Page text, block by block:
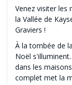
Venez visiter les
la Vallée de
Graviers !
À la tombée de
Noël
dans les
complet met la